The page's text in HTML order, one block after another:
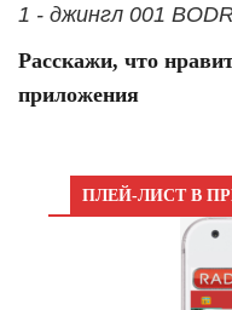
1 - джингл 001
Расскажи, что
приложения
ПЛЕЙ-ЛИСТ В